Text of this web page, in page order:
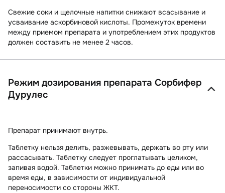
Свежие соки и щелочные напитки снижают всасывание и
усваивание аскорбиновой кислоты. Промежуток времени
между приемом препарата и употреблением этих продуктов
должен составить не менее 2 часов.
Режим дозирования препарата Сорбифер
Дурулес
Препарат принимают внутрь.
Таблетку нельзя делить, разжевывать, держать во рту или
рассасывать. Таблетку следует проглатывать целиком,
запивая водой. Таблетки можно принимать до еды или во
время еды, в зависимости от индивидуальной
переносимости со стороны ЖКТ.